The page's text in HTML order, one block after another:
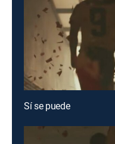
Sí se puede